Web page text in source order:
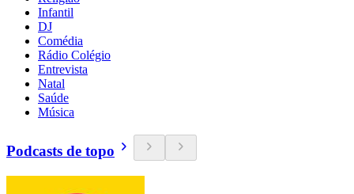
Infantil
DJ
Comédia
Rádio Colégio
Entrevista
Natal
Saúde
Música
Podcasts de topo